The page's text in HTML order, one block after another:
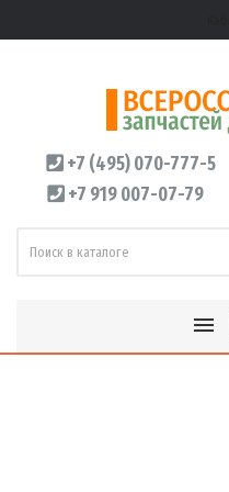
+7 (495) 070-777-5
+7 919 007-07-79